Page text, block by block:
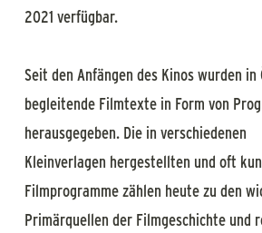
2021 verfügbar.
Seit den Anfängen des Kinos wurden in
begleitende Filmtexte in Form von
herausgegeben. Die in verschiedenen
Kleinverlagen hergestellten und oft
Filmprogramme zählen heute zu den
Primärquellen der Filmgeschichte und